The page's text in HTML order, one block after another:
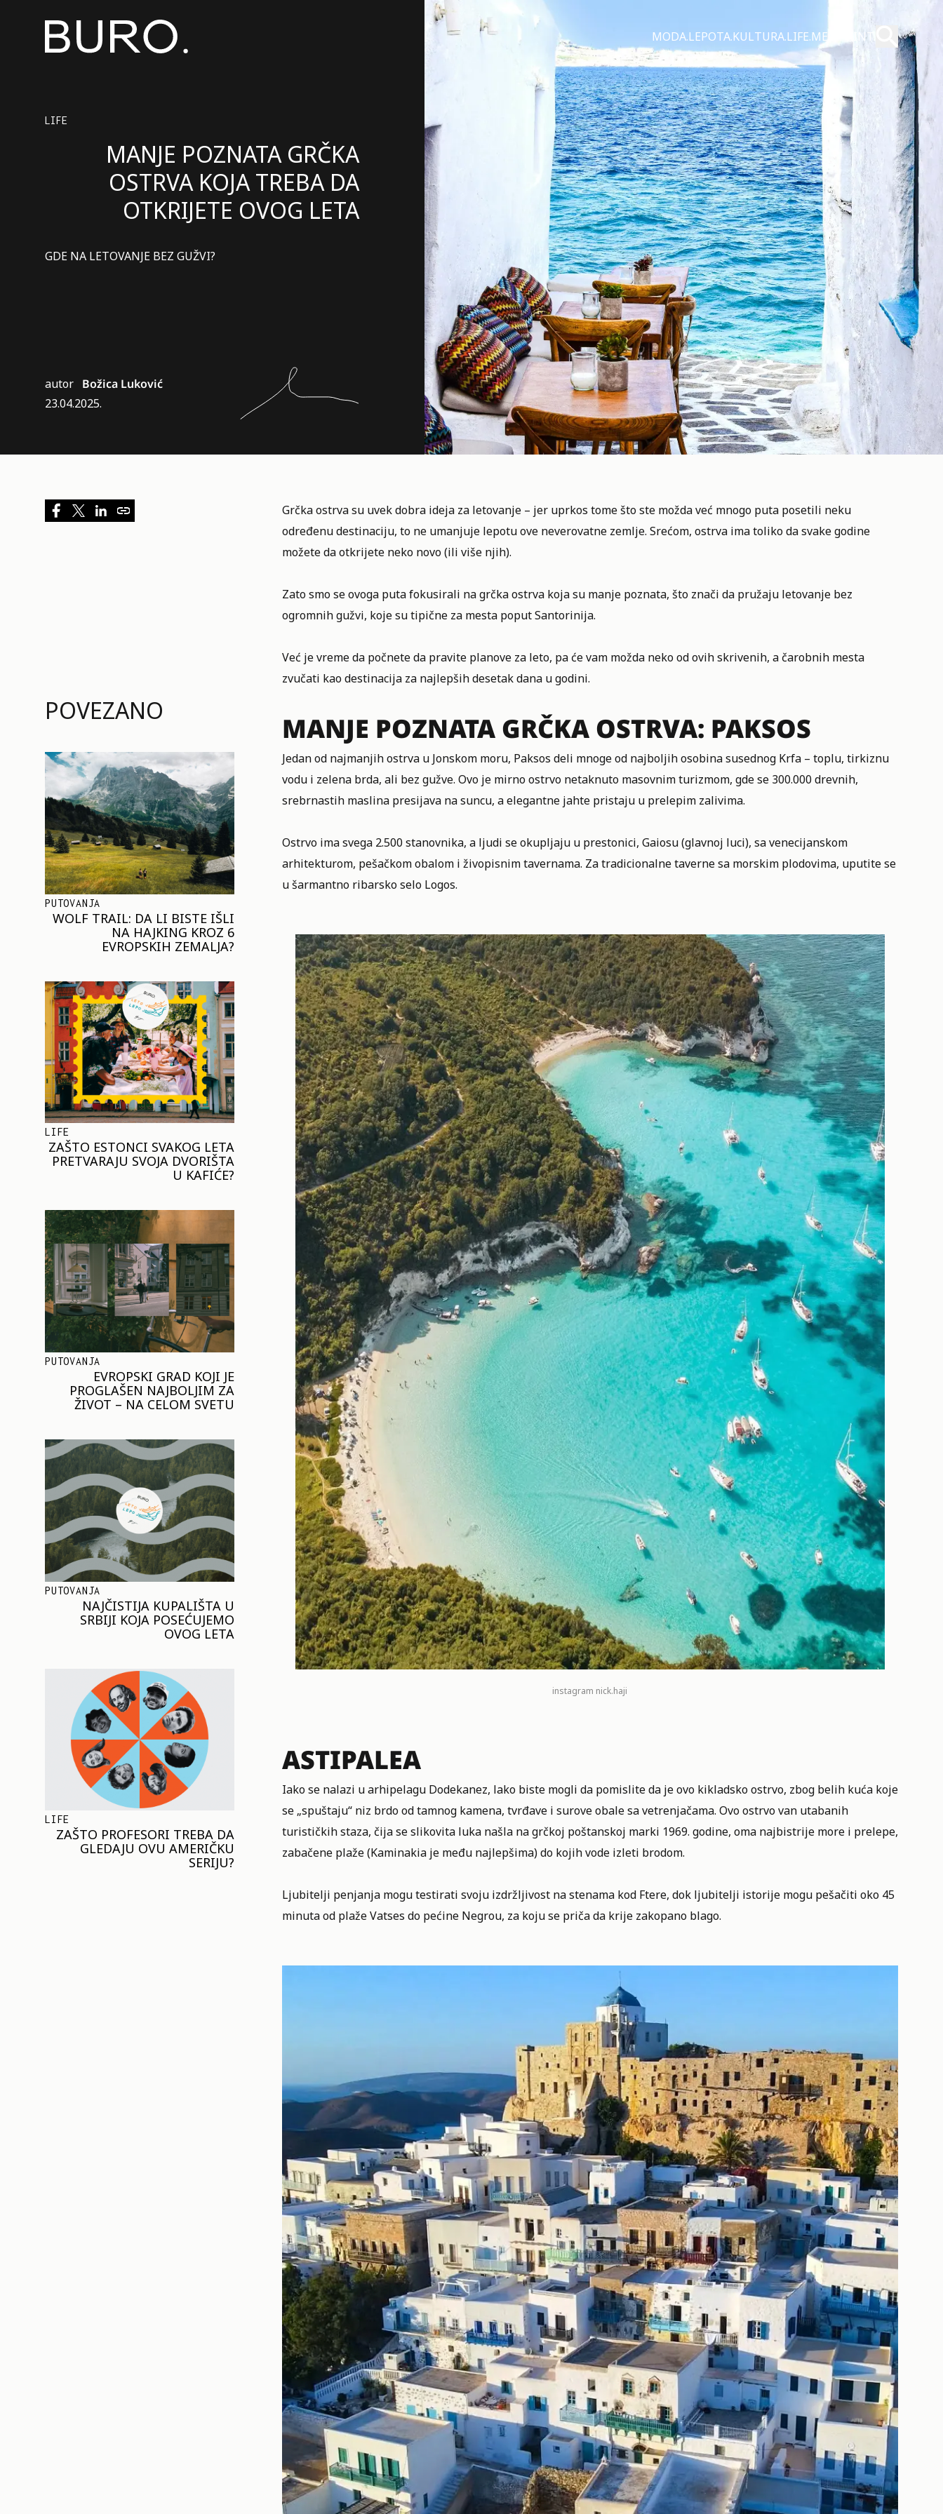
MODA.LEPOTA.KULTURA.LIFE.MEN. PRINT. Pretraži
Pošalji
LIFE
MANJE POZNATA GRČKA
OSTRVA KOJA TREBA DA
OTKRIJETE OVOG LETA
GDE NA LETOVANJE BEZ GUŽVI?
autor Božica Luković
23.04.2025.
POVEZANO
PUTOVANJA
WOLF TRAIL: DA LI BISTE IŠLI
NA HAJKING KROZ 6
EVROPSKIH ZEMALJA?
LIFE
ZAŠTO ESTONCI SVAKOG LETA
PRETVARAJU SVOJA DVORIŠTA
U KAFIĆE?
PUTOVANJA
EVROPSKI GRAD KOJI JE
PROGLAŠEN NAJBOLJIM ZA
ŽIVOT – NA CELOM SVETU
PUTOVANJA
NAJČISTIJA KUPALIŠTA U
SRBIJI KOJA POSEĆUJEMO
OVOG LETA
LIFE
ZAŠTO PROFESORI TREBA DA
GLEDAJU OVU AMERIČKU
SERIJU?
Grčka ostrva su uvek dobra ideja za letovanje – jer uprkos tome što ste možda već mnogo puta posetili neku
određenu destinaciju, to ne umanjuje lepotu ove neverovatne zemlje. Srećom, ostrva ima toliko da svake godine
možete da otkrijete neko novo (ili više njih).
Zato smo se ovoga puta fokusirali na grčka ostrva koja su manje poznata, što znači da pružaju letovanje bez
ogromnih gužvi, koje su tipične za mesta poputSantorinija.
Već je vreme da počnete da pravite planove za leto, pa će vam možda neko od ovih skrivenih, a čarobnih mesta
zvučati kao destinacija za najlepših desetak dana u godini.
MANJE POZNATA GRČKA OSTRVA: PAKSOS
Jedan od najmanjih ostrva u Jonskom moru, Paksos deli mnoge od najboljih osobina susednog Krfa – toplu, tirkiznu
vodu i zelena brda, ali bez gužve. Ovo je mirno ostrvo netaknuto masovnim turizmom, gde se 300.000 drevnih,
srebrnastih maslina presijava na suncu, a elegantne jahte pristaju u prelepim zalivima.
Ostrvo ima svega 2.500 stanovnika, a ljudi se okupljaju u prestonici, Gaiosu (glavnoj luci), sa venecijanskom
arhitekturom, pešačkom obalom i živopisnim tavernama. Za tradicionalne taverne sa morskim plodovima, uputite se
u šarmantno ribarsko selo Logos.
instagram nick.haji
ASTIPALEA
Iako se nalazi u arhipelagu Dodekanez, lako biste mogli da pomislite da je ovo kikladsko ostrvo, zbog belih kuća koje
se „spuštaju“ niz brdo od tamnog kamena, tvrđave i surove obale sa vetrenjačama. Ovo ostrvo van utabanih
turističkih staza, čija se slikovita luka našla na grčkoj poštanskoj marki 1969. godine, oma najbistrije more i prelepe,
zabačene plaže (Kaminakia je među najlepšima) do kojih vode izleti brodom.
Ljubitelji penjanja mogu testirati svoju izdržljivost na stenama kod Ftere, dok ljubitelji istorije mogu pešačiti oko 45
minuta od plaže Vatses do pećine Negrou, za koju se priča da krije zakopano blago.